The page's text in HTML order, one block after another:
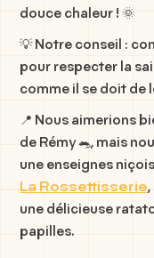
douce chaleur ! 🌞
💡 Notre conseil :
pour respecter la
comme il se doit de
📍 Nous aimerions
de Rémy 🐀, mais
une enseignes
La Rossettisserie,
une délicieuse
papilles.